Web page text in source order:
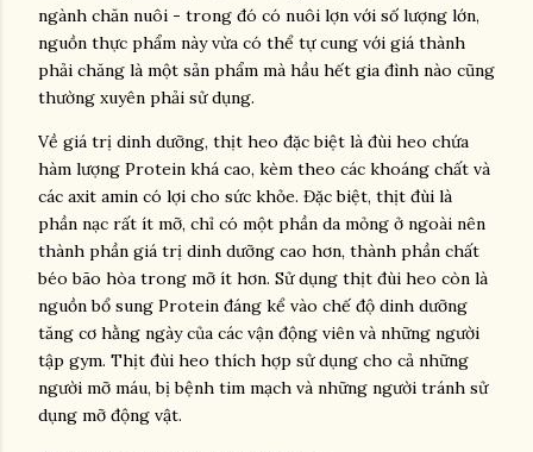
ngành chăn nuôi - trong đó có nuôi lợn với số lượng lớn,
nguồn thực phẩm này vừa có thể tự cung với giá thành
phải chăng là một sản phẩm mà hầu hết gia đình nào cũng
thường xuyên phải sử dụng.
Về giá trị dinh dưỡng, thịt heo đặc biệt là đùi heo chứa
hàm lượng Protein khá cao, kèm theo các khoáng chất và
các axit amin có lợi cho sức khỏe. Đặc biệt, thịt đùi là
phần nạc rất ít mỡ, chỉ có một phần da mỏng ở ngoài nên
thành phần giá trị dinh dưỡng cao hơn, thành phần chất
béo bão hòa trong mỡ ít hơn. Sử dụng thịt đùi heo còn là
nguồn bổ sung Protein đáng kể vào chế độ dinh dưỡng
tăng cơ hằng ngày của các vận động viên và những người
tập gym. Thịt đùi heo thích hợp sử dụng cho cả những
người mỡ máu, bị bệnh tim mạch và những người tránh sử
dụng mỡ động vật.